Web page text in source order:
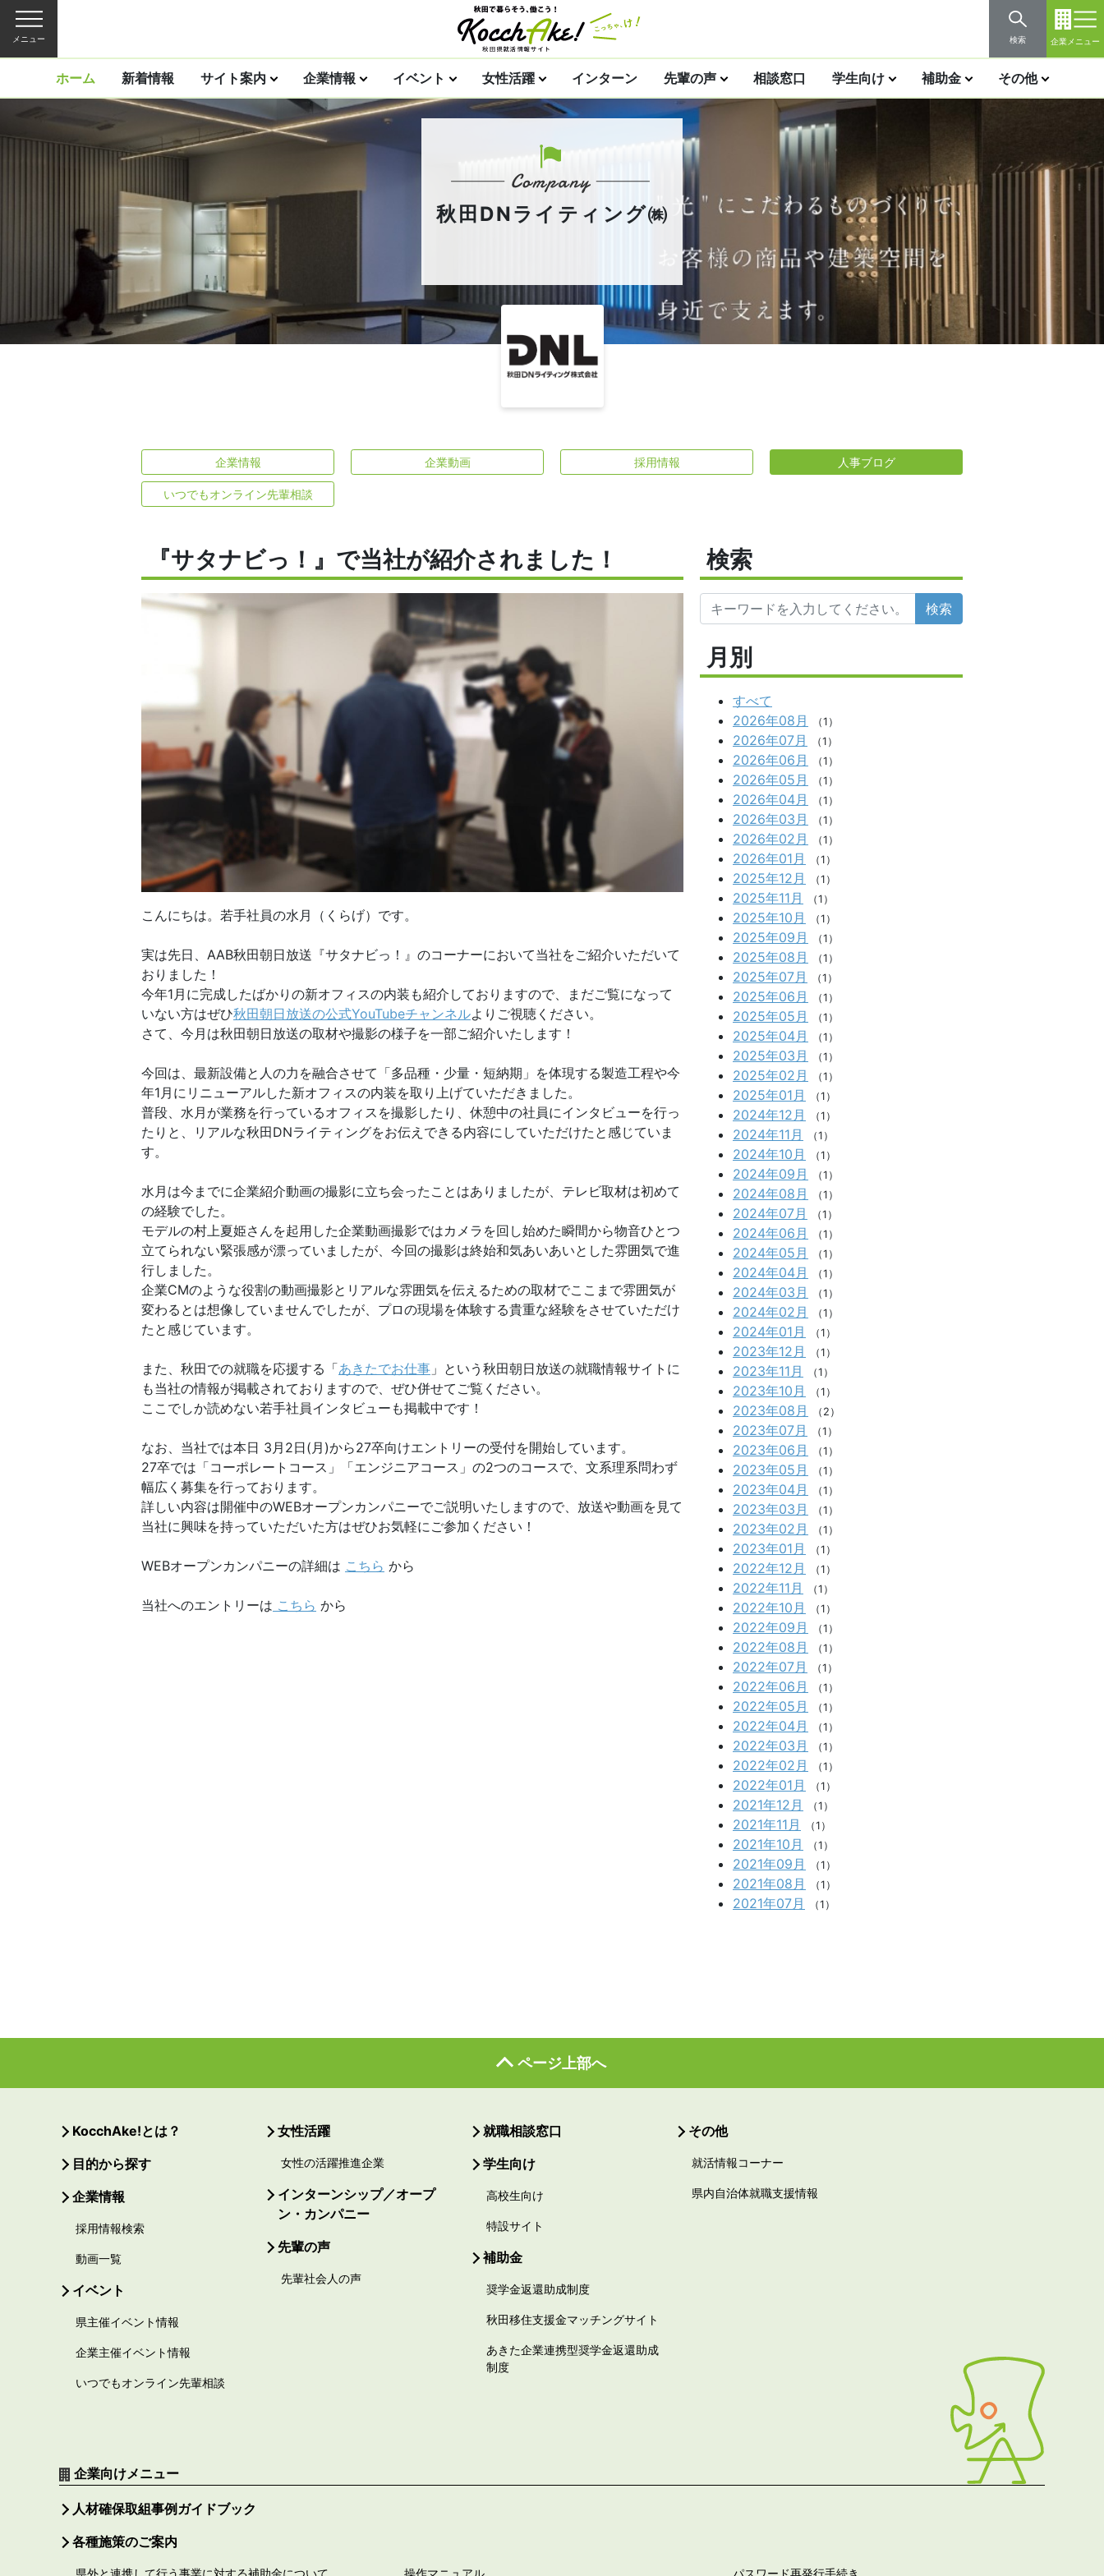
メニュー 検索 企業メニュー
ホーム 新着情報 サイト案内 企業情報 イベント 女性活躍 インターン 先輩の声 相談窓口 学生向け 補助金 その他
秋田DNライティング㈱
企業情報 企業動画 採用情報 人事ブログ
いつでもオンライン先輩相談
『サタナビっ！』で当社が紹介されました！
こんにちは。若手社員の水月（くらげ）です。
実は先日、AAB秋田朝日放送『サタナビっ！』のコーナーにおいて当社をご紹介いただいて
おりました！
今年1月に完成したばかりの新オフィスの内装も紹介しておりますので、まだご覧になって
いない方はぜひ秋田朝日放送の公式YouTubeチャンネルよりご視聴ください。
さて、今月は秋田朝日放送の取材や撮影の様子を一部ご紹介いたします！
今回は、最新設備と人の力を融合させて「多品種・少量・短納期」を体現する製造工程や今
年1月にリニューアルした新オフィスの内装を取り上げていただきました。
普段、水月が業務を行っているオフィスを撮影したり、休憩中の社員にインタビューを行っ
たりと、リアルな秋田DNライティングをお伝えできる内容にしていただけたと感じていま
す。
水月は今までに企業紹介動画の撮影に立ち会ったことはありましたが、テレビ取材は初めて
の経験でした。
モデルの村上夏姫さんを起用した企業動画撮影ではカメラを回し始めた瞬間から物音ひとつ
立てられない緊張感が漂っていましたが、今回の撮影は終始和気あいあいとした雰囲気で進
行しました。
企業CMのような役割の動画撮影とリアルな雰囲気を伝えるための取材でここまで雰囲気が
変わるとは想像していませんでしたが、プロの現場を体験する貴重な経験をさせていただけ
たと感じています。
また、秋田での就職を応援する「あきたでお仕事 」という秋田朝日放送の就職情報サイトに
も当社の情報が掲載されておりますので、ぜひ併せてご覧ください。
ここでしか読めない若手社員インタビューも掲載中です！
なお、当社では本日 3月2日(月)から27卒向けエントリーの受付を開始しています。
27卒では「コーポレートコース」「エンジニアコース」の2つのコースで、文系理系問わず
幅広く募集を行っております。
詳しい内容は開催中のWEBオープンカンパニーでご説明いたしますので、放送や動画を見て
当社に興味を持っていただいた方はぜひお気軽にご参加ください！
WEBオープンカンパニーの詳細は こちら から
当社へのエントリーは こちら から
検索
検索
月別
すべて
2026年08月
（1）
2026年07月 （1）
2026年06月 （1）
2026年05月 （1）
2026年04月 （1）
2026年03月 （1）
2026年02月 （1）
2026年01月 （1）
2025年12月 （1）
2025年11月 （1）
2025年10月 （1）
2025年09月 （1）
2025年08月 （1）
2025年07月 （1）
2025年06月 （1）
2025年05月 （1）
2025年04月 （1）
2025年03月 （1）
2025年02月 （1）
2025年01月 （1）
2024年12月 （1）
2024年11月 （1）
2024年10月 （1）
2024年09月 （1）
2024年08月 （1）
2024年07月 （1）
2024年06月 （1）
2024年05月 （1）
2024年04月 （1）
2024年03月 （1）
2024年02月 （1）
2024年01月 （1）
2023年12月 （1）
2023年11月 （1）
2023年10月 （1）
2023年08月 （2）
2023年07月 （1）
2023年06月 （1）
2023年05月 （1）
2023年04月 （1）
2023年03月 （1）
2023年02月 （1）
2023年01月 （1）
2022年12月 （1）
2022年11月 （1）
2022年10月 （1）
2022年09月 （1）
2022年08月 （1）
2022年07月 （1）
2022年06月 （1）
2022年05月 （1）
2022年04月 （1）
2022年03月 （1）
2022年02月 （1）
2022年01月 （1）
2021年12月 （1）
2021年11月 （1）
2021年10月 （1）
2021年09月 （1）
2021年08月 （1）
2021年07月 （1）
ページ上部へ
KocchAke!とは？
目的から探す
企業情報
採用情報検索
動画一覧
イベント
県主催イベント情報
企業主催イベント情報
いつでもオンライン先輩相談
女性活躍
女性の活躍推進企業
インターンシップ／オープ
ン・カンパニー
先輩の声
先輩社会人の声
就職相談窓口
学生向け
高校生向け
特設サイト
補助金
奨学金返還助成制度
秋田移住支援金マッチングサイト
あきた企業連携型奨学金返還助成
制度
その他
就活情報コーナー
県内自治体就職支援情報
企業向けメニュー
人材確保取組事例ガイドブック
各種施策のご案内
県外と連携して行う事業に対する補助金について 操作マニュアル パスワード再発行手続き